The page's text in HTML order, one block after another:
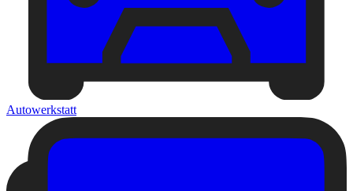
Autowerkstatt